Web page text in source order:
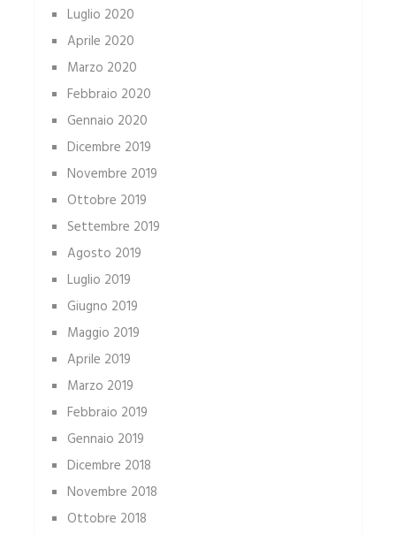
Luglio 2020
Aprile 2020
Marzo 2020
Febbraio 2020
Gennaio 2020
Dicembre 2019
Novembre 2019
Ottobre 2019
Settembre 2019
Agosto 2019
Luglio 2019
Giugno 2019
Maggio 2019
Aprile 2019
Marzo 2019
Febbraio 2019
Gennaio 2019
Dicembre 2018
Novembre 2018
Ottobre 2018